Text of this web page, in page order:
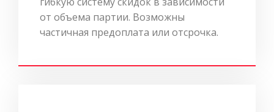
от объема партии. Возможны
частичная предоплата или отсрочка.